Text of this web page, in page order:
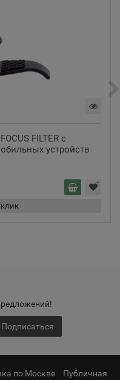
FILTER с
устройств
клик
Подписаться
по Москве
Публичная